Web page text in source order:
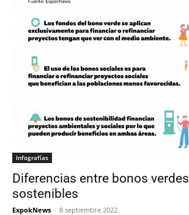
Infografías
Diferencias entre bonos
sostenibles
ExpokNews - 8 septiembre 2022